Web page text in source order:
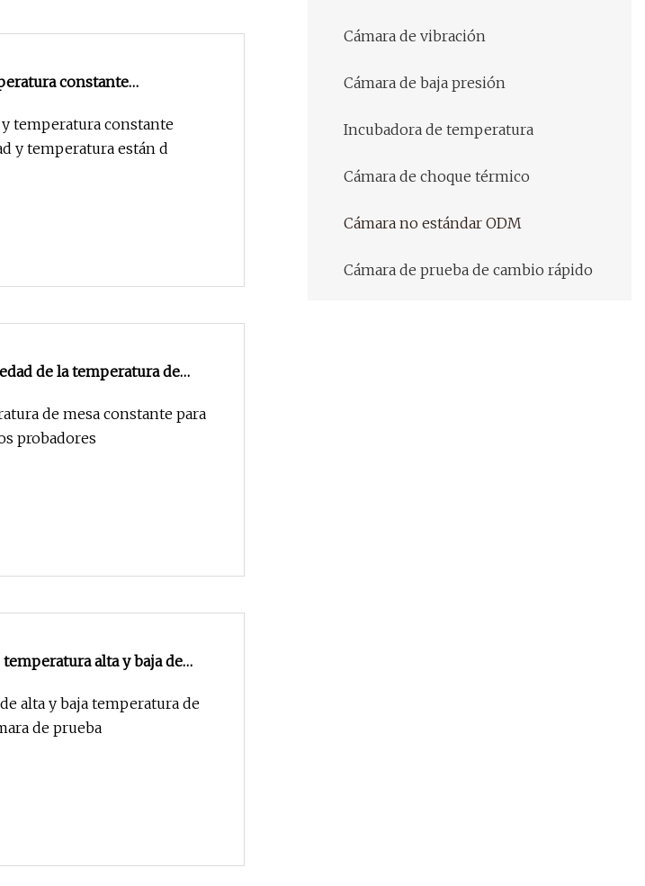
constante
temperatura constante
y temperatura están d
de la temperatura de
de mesa constante para
probadores
alta y baja de
alta y baja temperatura de
de prueba
Cámara de vibración
Cámara de baja presión
Incubadora de temperatura
Cámara de choque térmico
Cámara no estándar ODM
Cámara de prueba de cambio rápido